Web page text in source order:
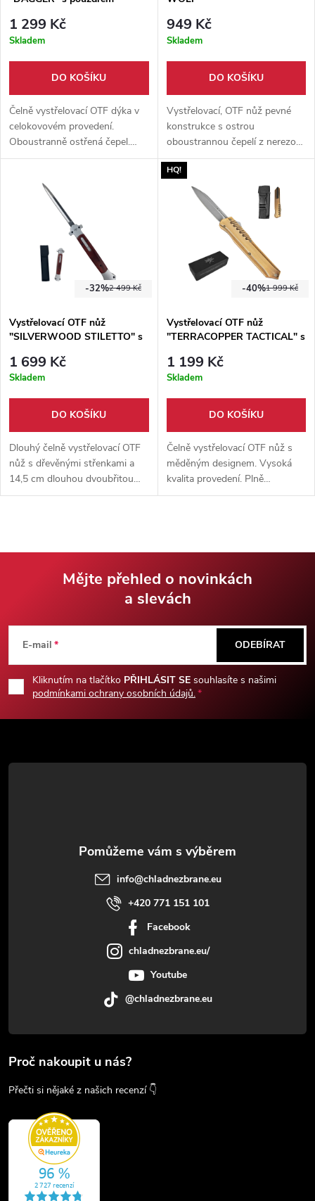
1 299 Kč
Skladem
DO KOŠÍKU
Čelně vystřelovací OTF dýka v
celokovovém provedení.
Oboustranně ostřená čepel.
Klip na opasek pro každodenní
949 Kč
Skladem
DO KOŠÍKU
Vystřelovací, OTF nůž pevné
konstrukce s ostrou
oboustrannou čepelí z nerezové
oceli 3Cr13. Nůž disponuje
klipem do kapsy, hrotem na
sklo a nylonovým pouzdrem.
2 499 Kč
-32%
Vystřelovací OTF nůž
"SILVERWOOD STILETTO" s
1 699 Kč
Skladem
DO KOŠÍKU
Dlouhý čelně vystřelovací OTF
nůž s dřevěnými střenkami a
14,5 cm dlouhou dvoubřitou
čepelí. Vzhledem inspirován
HQ!
1 999 Kč
-40%
Vystřelovací OTF nůž
"TERRACOPPER TACTICAL" s
1 199 Kč
Skladem
DO KOŠÍKU
Čelně vystřelovací OTF nůž s
měděným designem. Vysoká
kvalita provedení. Plně
automatická 9 cm čepel z
p
a
Mějte přehled o novinkách
a slevách
E-mail
Kliknutím na tlačítko PŘIHLÁSIT SE souhlasíte s našimi
podmínkami ochrany osobních údajů.
ODEBÍRAT
info@chladnezbrane.eu
+420 771 151 101
Facebook
chladnezbrane.eu/
Youtube
@chladnezbrane.eu
Proč nakoupit u nás?
Přečti si nějaké z našich recenzí 👇